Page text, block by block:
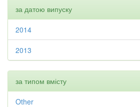
за датою випуску
2014
2013
за типом вмісту
Other